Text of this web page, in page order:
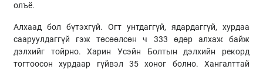
олъё.
Алхаад бол бүтэхгүй. Огт унтдаггүй, ядардаггүй, хурдаа
сааруулдаггүй гэж төсөөлсөн ч 333 өдөр алхаж байж
дэлхийг тойрно. Харин Усэйн Болтын дэлхийн рекорд
тогтоосон хурдаар гүйвэл 35 хоног болно. Хангалттай